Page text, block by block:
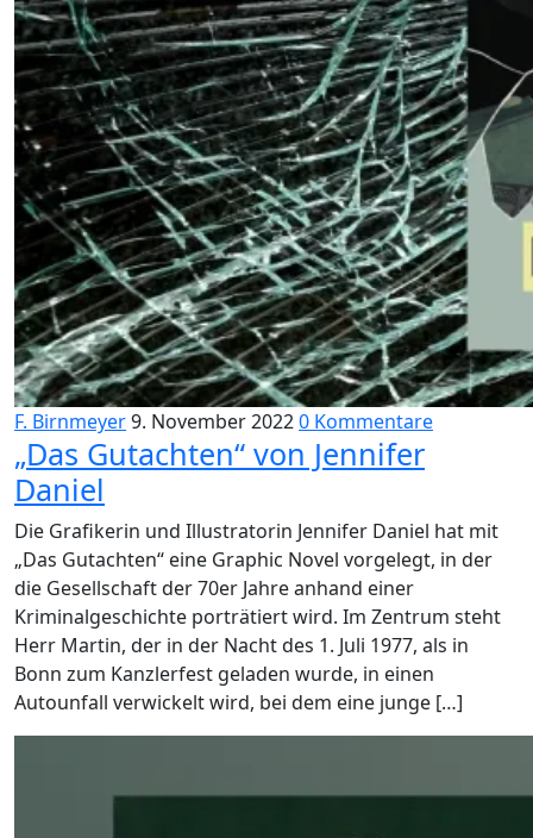
F. Birnmeyer9. November 20220 Kommentare
„Das Gutachten“ von Jennifer
Daniel
Die Grafikerin und Illustratorin Jennifer Daniel hat mit
„Das Gutachten“ eine Graphic Novel vorgelegt, in der
die Gesellschaft der 70er Jahre anhand einer
Kriminalgeschichte porträtiert wird. Im Zentrum steht
Herr Martin, der in der Nacht des 1. Juli 1977, als in
Bonn zum Kanzlerfest geladen wurde, in einen
Autounfall verwickelt wird, bei dem eine junge […]